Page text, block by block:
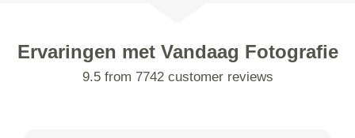
Ervaringen met Vandaag Fotografie
9.5 from 7742 customer reviews